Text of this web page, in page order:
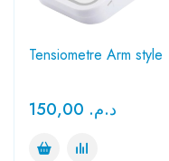
Tensiometre Arm style
د.م.